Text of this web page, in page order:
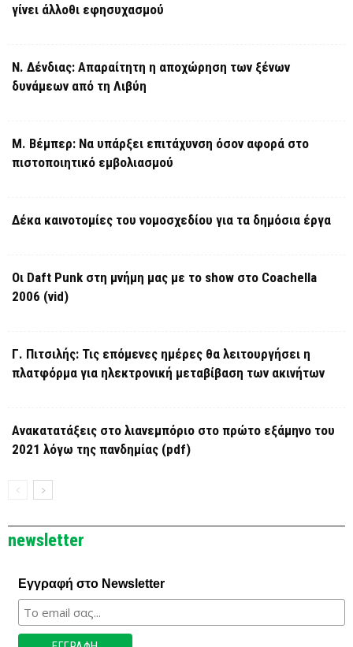
γίνει άλλοθι εφησυχασμού
Ν. Δένδιας: Απαραίτητη η αποχώρηση των ξένων
δυνάμεων από τη Λιβύη
Μ. Βέμπερ: Να υπάρξει επιτάχυνση όσον αφορά στο
πιστοποιητικό εμβολιασμού
Δέκα καινοτομίες του νομοσχεδίου για τα δημόσια έργα
Οι Daft Punk στη μνήμη μας με το show στο Coachella
2006 (vid)
Γ. Πιτσιλής: Τις επόμενες ημέρες θα λειτουργήσει η
πλατφόρμα για ηλεκτρονική μεταβίβαση των ακινήτων
Ανακατατάξεις στο λιανεμπόριο στο πρώτο εξάμηνο του
2021 λόγω της πανδημίας (pdf)
newsletter
Εγγραφή στο Newsletter